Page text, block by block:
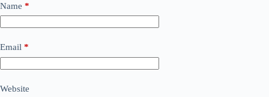
Name *
Email *
Website